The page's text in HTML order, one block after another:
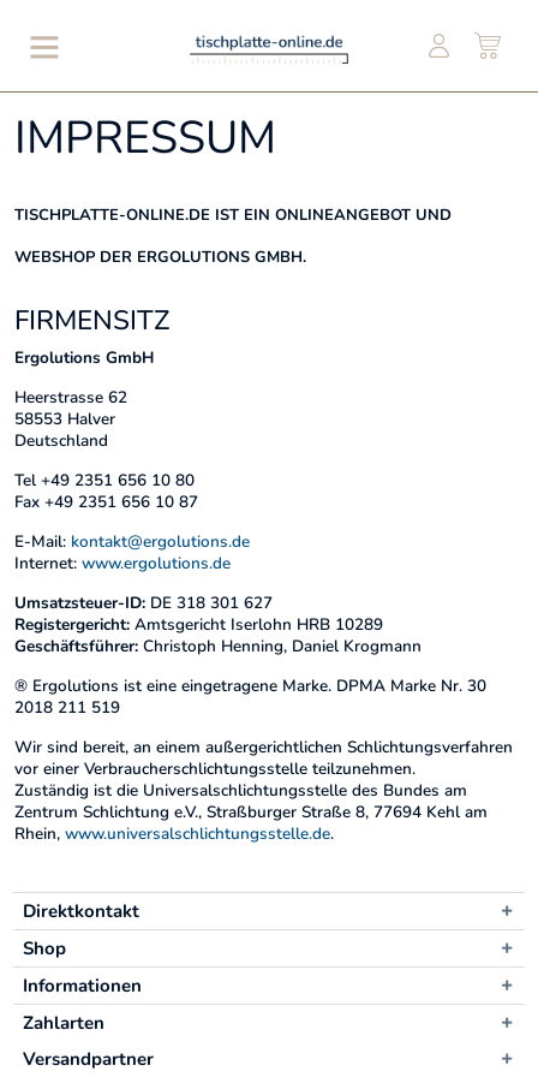
IMPRESSUM
TISCHPLATTE-ONLINE.DE IST EIN ONLINEANGEBOT UND
WEBSHOP DER ERGOLUTIONS GMBH.
FIRMENSITZ
Ergolutions GmbH
Heerstrasse 62
58553 Halver
Deutschland
Tel +49 2351 656 10 80
Fax +49 2351 656 10 87
E-Mail: kontakt@ergolutions.de
Internet: www.ergolutions.de
Umsatzsteuer-ID: DE 318 301 627
Registergericht: Amtsgericht Iserlohn HRB 10289
Geschäftsführer: Christoph Henning, Daniel Krogmann
® Ergolutions ist eine eingetragene Marke. DPMA Marke Nr. 30
2018 211 519
Wir sind bereit, an einem außergerichtlichen Schlichtungsverfahren
vor einer Verbraucherschlichtungsstelle teilzunehmen.
Zuständig ist die Universalschlichtungsstelle des Bundes am
Zentrum Schlichtung e.V., Straßburger Straße 8, 77694 Kehl am
Rhein, www.universalschlichtungsstelle.de.
Direktkontakt
Shop
Informationen
Zahlarten
Versandpartner